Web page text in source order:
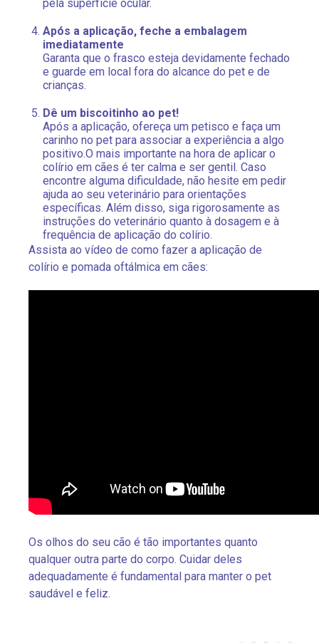
pela superfície ocular.
Após a aplicação, feche a embalagem
imediatamente
Garanta que o frasco esteja devidamente fechado
e guarde em local fora do alcance do pet e de
crianças.
Dê um biscoitinho ao pet!
Após a aplicação, ofereça um petisco e faça um
carinho no pet para associar a experiência a algo
positivo.O mais importante na hora de aplicar o
colírio em cães é ter calma e ser gentil. Caso
encontre alguma dificuldade, não hesite em pedir
ajuda ao seu veterinário para orientações
específicas. Além disso, siga rigorosamente as
instruções do veterinário quanto à dosagem e à
frequência de aplicação do colírio.
Assista ao vídeo de como fazer a aplicação de
colírio e pomada oftálmica em cães:
Os olhos do seu cão é tão importantes quanto
qualquer outra parte do corpo. Cuidar deles
adequadamente é fundamental para manter o pet
saudável e feliz.